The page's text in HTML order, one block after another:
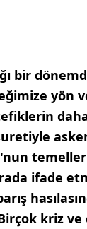
bir
yön
ifade
kriz ve